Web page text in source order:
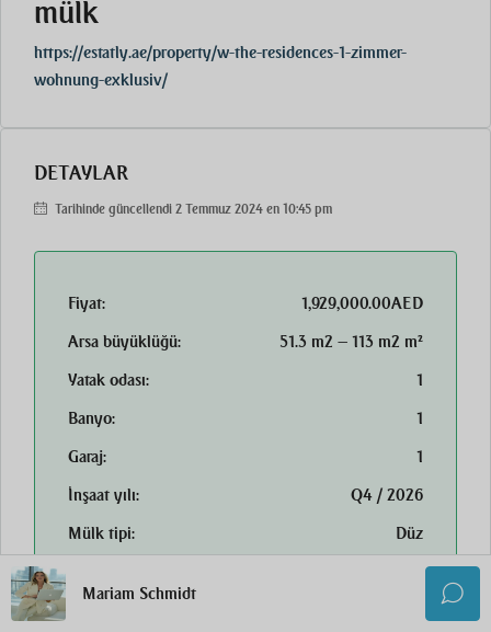
mülk
https://estatly.ae/property/w-the-residences-1-zimmer-
wohnung-exklusiv/
DETAYLAR
Tarihinde güncellendi 2 Temmuz 2024 en 10:45 pm
Fiyat:
1,929,000.00AED
Arsa büyüklüğü:
51.3 m2 — 113 m2 m²
Yatak odası:
1
Banyo:
1
Garaj:
1
İnşaat yılı:
Q4 / 2026
Mülk tipi:
Düz
Mariam Schmidt